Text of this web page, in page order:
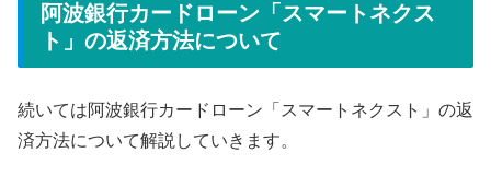
阿波銀行カードローン「スマートネクス
ト」の返済方法について
続いては阿波銀行カードローン「スマートネクスト」の返
済方法について解説していきます。